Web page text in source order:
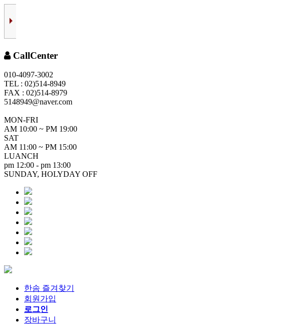
CallCenter
010-4097-3002
TEL : 02)514-8949
FAX : 02)514-8979
5148949@naver.com
MON-FRI
AM 10:00 ~ PM 19:00
SAT
AM 11:00 ~ PM 15:00
LUANCH
pm 12:00 - pm 13:00
SUNDAY, HOLYDAY OFF
한솜 즐겨찾기
회원가입
로그인
장바구니